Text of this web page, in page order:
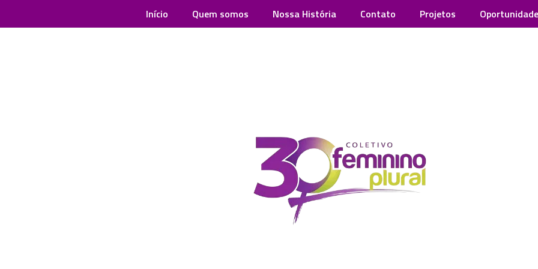
Início Quem somos Nossa História Contato Projetos Oportunidade